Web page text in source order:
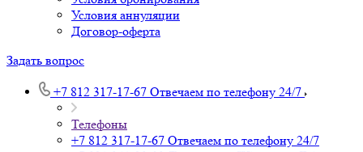
Условия аннуляции
Договор-оферта
Задать вопрос
+7 812 317-17-67 Отвечаем по телефону 24/7
Телефоны
+7 812 317-17-67 Отвечаем по телефону 24/7